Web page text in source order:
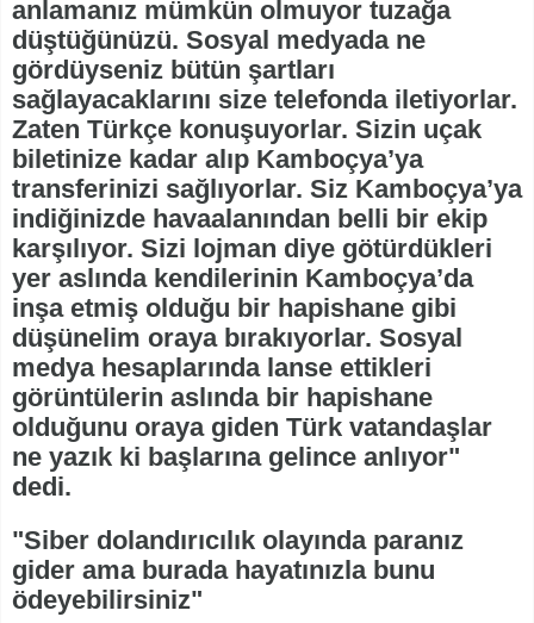
anlamanız mümkün olmuyor tuzağa
düştüğünüzü. Sosyal medyada ne
gördüyseniz bütün şartları
sağlayacaklarını size telefonda iletiyorlar.
Zaten Türkçe konuşuyorlar. Sizin uçak
biletinize kadar alıp Kamboçya’ya
transferinizi sağlıyorlar. Siz Kamboçya’ya
indiğinizde havaalanından belli bir ekip
karşılıyor. Sizi lojman diye götürdükleri
yer aslında kendilerinin Kamboçya’da
inşa etmiş olduğu bir hapishane gibi
düşünelim oraya bırakıyorlar. Sosyal
medya hesaplarında lanse ettikleri
görüntülerin aslında bir hapishane
olduğunu oraya giden Türk vatandaşlar
ne yazık ki başlarına gelince anlıyor"
dedi.
"Siber dolandırıcılık olayında paranız
gider ama burada hayatınızla bunu
ödeyebilirsiniz"